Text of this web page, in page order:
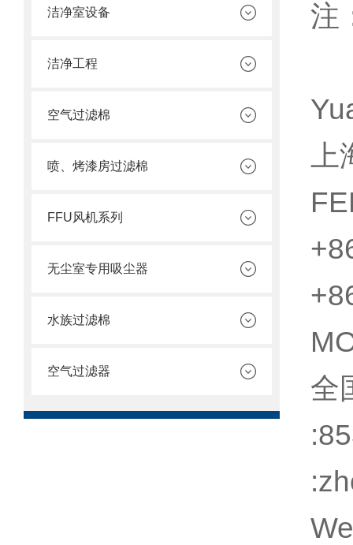
洁净室设备
洁净工程
空气过滤棉
喷、烤漆房过滤棉
FFU风机系列
无尘室专用吸尘器
水族过滤棉
空气过滤器
注
全